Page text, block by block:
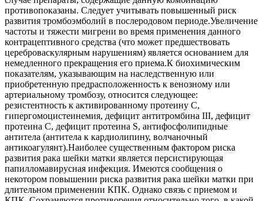
противопоказаны. Следует учитывать повышенный риск
развития тромбоэмболий в послеродовом периоде.Увеличение
частоты и тяжести мигрени во время применения данного
контрацептивного средства (что может предшествовать
цереброваскулярным нарушениям) является основанием для
немедленного прекращения его приема.К биохимическим
показателям, указывающим на наследственную или
приобретенную предрасположенность к венозному или
артериальному тромбозу, относится следующее:
резистентность к активированному протеину С,
гипергомоцистеинемия, дефицит антитромбина III, дефицит
протеина С, дефицит протеина S, антифосфолипидные
антитела (антитела к кардиолипину, волчаночный
антикоагулянт).Наиболее существенным фактором риска
развития рака шейки матки является персистирующая
папилломавирусная инфекция. Имеются сообщения о
некотором повышении риска развития рака шейки матки при
длительном применении КПК. Однако связь с приемом и